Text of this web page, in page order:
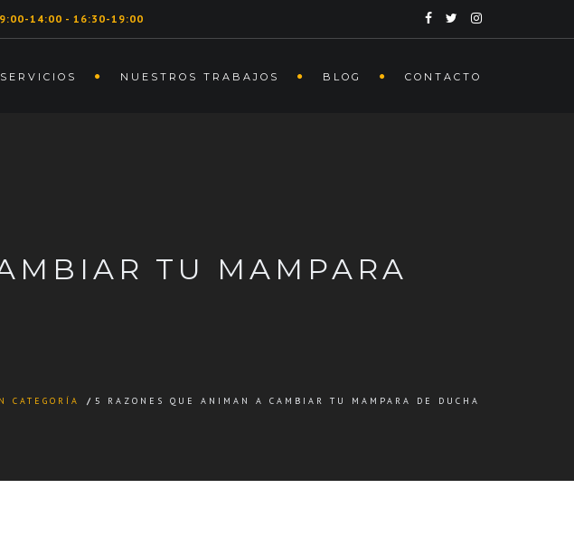
14:00 - 16:30-19:00
SERVICIOS NUESTROS TRABAJOS BLOG CONTACTO
TU MAMPARA
CATEGORÍA / 5 RAZONES QUE ANIMAN A CAMBIAR TU MAMPARA DE DUCHA